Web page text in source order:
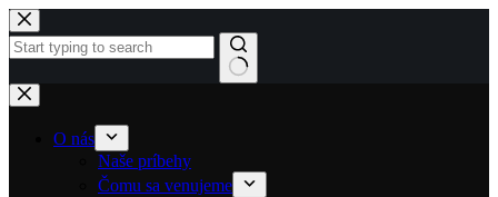
Skip to content
No results
O nás
Naše príbehy
Čomu sa venujeme